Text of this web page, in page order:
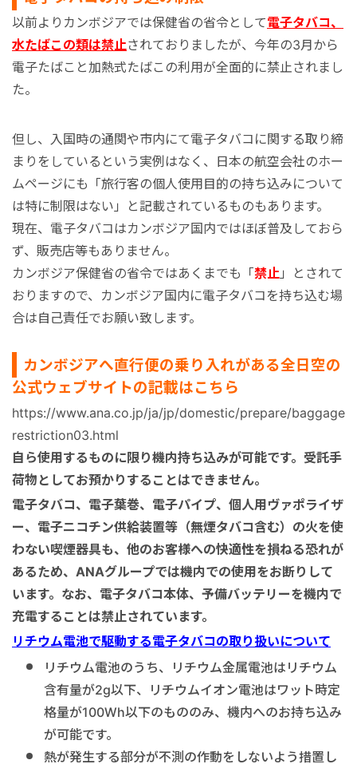
以前よりカンボジアでは保健省の省令として電子タバコ、
水たばこの類は禁止されておりましたが、今年の3月から
電子たばこと加熱式たばこの利用が全面的に禁止されまし
た。
但し、入国時の通関や市内にて電子タバコに関する取り締
まりをしているという実例はなく、日本の航空会社のホー
ムページにも「旅行客の個人使用目的の持ち込みについて
は特に制限はない」と記載されているものもあります。
現在、電子タバコはカンボジア国内ではほぼ普及しておら
ず、販売店等もありません。
カンボジア保健省の省令ではあくまでも「禁止 」とされて
おりますので、カンボジア国内に電子タバコを持ち込む場
合は自己責任でお願い致します。
カンボジアへ直行便の乗り入れがある全日空の
公式ウェブサイトの記載はこちら
https://www.ana.co.jp/ja/jp/domestic/prepare/baggage/
restriction03.html
自ら使用するものに限り機内持ち込みが可能です。受託手
荷物としてお預かりすることはできません。
電子タバコ、電子葉巻、電子パイプ、個人用ヴァポライザ
ー、電子ニコチン供給装置等（無煙タバコ含む）の火を使
わない喫煙器具も、他のお客様への快適性を損ねる恐れが
あるため、ANAグループでは機内での使用をお断りして
います。なお、電子タバコ本体、予備バッテリーを機内で
充電することは禁止されています。
リチウム電池で駆動する電子タバコの取り扱いについて
リチウム電池のうち、リチウム金属電池はリチウム
含有量が2g以下、リチウムイオン電池はワット時定
格量が100Wh以下のもののみ、機内へのお持ち込み
が可能です。
熱が発生する部分が不測の作動をしないよう措置し